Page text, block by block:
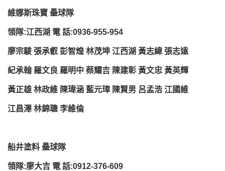
維娜斯珠寶 壘球隊
領隊:江西湖 電 話:0936-955-954
廖宗駿 張承叡 彭智煌 林茂坤 江西湖 黃志緯 張志遠
紀承翰 羅文良 羅明中 蔡耀吉 陳建彰 黃文忠 黃英輝
黃正雄 林政維 陳瑋涵 藍元璋 陳賢男 呂孟浩 江國維
江昌澤 林錦聰 李維倫
船井塗料 壘球隊
領隊:廖大吉 電 話:0912-376-609